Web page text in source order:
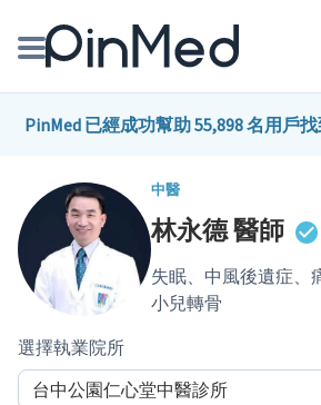
線上預約醫師、院所
醫師專欄專訪
健康主題館
我是醫療人員
PinMed 已經成功幫助 55,898 名用戶
中醫
林永德醫師
失眠、中風後遺症、
小兒轉骨
選擇執業院所